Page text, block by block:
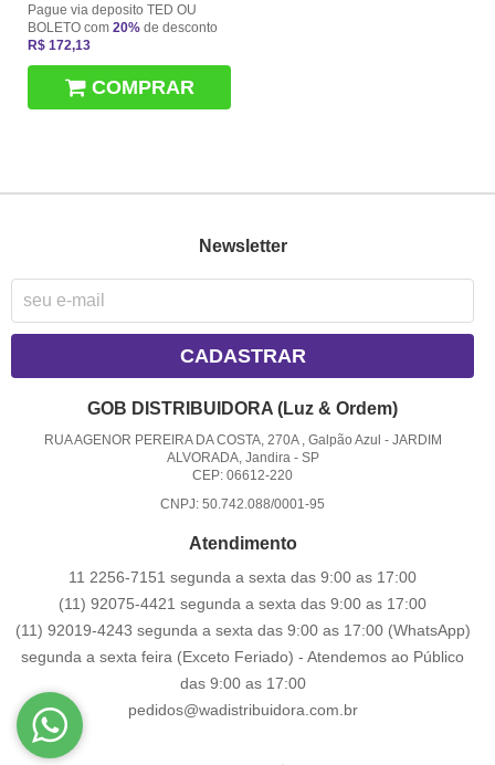
Pague via deposito TED OU
BOLETO com 20% de desconto
R$ 172,13
COMPRAR
Newsletter
CADASTRAR
GOB DISTRIBUIDORA (Luz & Ordem)
RUA AGENOR PEREIRA DA COSTA, 270A , Galpão Azul - JARDIM
ALVORADA, Jandira - SP
CEP: 06612-220
CNPJ: 50.742.088/0001-95
Atendimento
11 2256-7151 segunda a sexta das 9:00 as 17:00
(11) 92075-4421 segunda a sexta das 9:00 as 17:00
(11) 92019-4243 segunda a sexta das 9:00 as 17:00 (WhatsApp)
segunda a sexta feira (Exceto Feriado) - Atendemos ao Público
das 9:00 as 17:00
pedidos@wadistribuidora.com.br